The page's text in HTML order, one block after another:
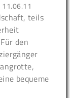
11.06.11
teils
den
bequeme